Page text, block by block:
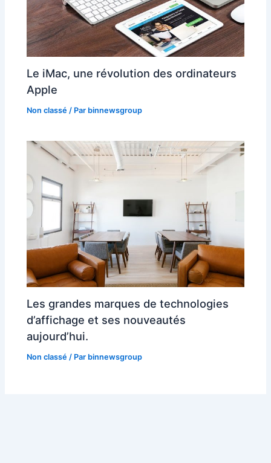
Le iMac, une révolution des ordinateurs
Apple
Non classé / Par binnewsgroup
Les grandes marques de technologies
d’affichage et ses nouveautés
aujourd’hui.
Non classé / Par binnewsgroup